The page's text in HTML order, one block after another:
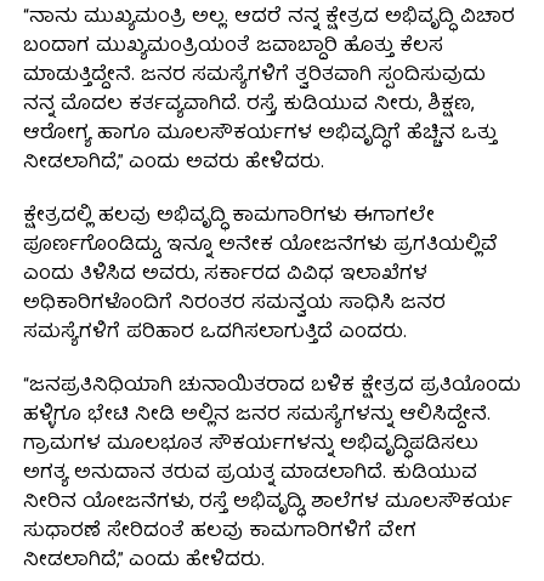
“ನಾನು ಮುಖ್ಯಮಂತ್ರಿ ಅಲ್ಲ. ಆದರೆ ನನ್ನ ಕ್ಷೇತ್ರದ ಅಭಿವೃದ್ಧಿ ವಿಚಾರ
ಬಂದಾಗ ಮುಖ್ಯಮಂತ್ರಿಯಂತೆ ಜವಾಬ್ದಾರಿ ಹೊತ್ತು ಕೆಲಸ
ಮಾಡುತ್ತಿದ್ದೇನೆ. ಜನರ ಸಮಸ್ಯೆಗಳಿಗೆ ತ್ವರಿತವಾಗಿ ಸ್ಪಂದಿಸುವುದು
ನನ್ನ ಮೊದಲ ಕರ್ತವ್ಯವಾಗಿದೆ. ರಸ್ತೆ, ಕುಡಿಯುವ ನೀರು, ಶಿಕ್ಷಣ,
ಆರೋಗ್ಯ ಹಾಗೂ ಮೂಲಸೌಕರ್ಯಗಳ ಅಭಿವೃದ್ಧಿಗೆ ಹೆಚ್ಚಿನ ಒತ್ತು
ನೀಡಲಾಗಿದೆ,” ಎಂದು ಅವರು ಹೇಳಿದರು.
ಕ್ಷೇತ್ರದಲ್ಲಿ ಹಲವು ಅಭಿವೃದ್ಧಿ ಕಾಮಗಾರಿಗಳು ಈಗಾಗಲೇ
ಪೂರ್ಣಗೊಂಡಿದ್ದು, ಇನ್ನೂ ಅನೇಕ ಯೋಜನೆಗಳು ಪ್ರಗತಿಯಲ್ಲಿವೆ
ಎಂದು ತಿಳಿಸಿದ ಅವರು, ಸರ್ಕಾರದ ವಿವಿಧ ಇಲಾಖೆಗಳ
ಅಧಿಕಾರಿಗಳೊಂದಿಗೆ ನಿರಂತರ ಸಮನ್ವಯ ಸಾಧಿಸಿ ಜನರ
ಸಮಸ್ಯೆಗಳಿಗೆ ಪರಿಹಾರ ಒದಗಿಸಲಾಗುತ್ತಿದೆ ಎಂದರು.
“ಜನಪ್ರತಿನಿಧಿಯಾಗಿ ಚುನಾಯಿತರಾದ ಬಳಿಕ ಕ್ಷೇತ್ರದ ಪ್ರತಿಯೊಂದು
ಹಳ್ಳಿಗೂ ಭೇಟಿ ನೀಡಿ ಅಲ್ಲಿನ ಜನರ ಸಮಸ್ಯೆಗಳನ್ನು ಆಲಿಸಿದ್ದೇನೆ.
ಗ್ರಾಮಗಳ ಮೂಲಭೂತ ಸೌಕರ್ಯಗಳನ್ನು ಅಭಿವೃದ್ಧಿಪಡಿಸಲು
ಅಗತ್ಯ ಅನುದಾನ ತರುವ ಪ್ರಯತ್ನ ಮಾಡಲಾಗಿದೆ. ಕುಡಿಯುವ
ನೀರಿನ ಯೋಜನೆಗಳು, ರಸ್ತೆ ಅಭಿವೃದ್ಧಿ, ಶಾಲೆಗಳ ಮೂಲಸೌಕರ್ಯ
ಸುಧಾರಣೆ ಸೇರಿದಂತೆ ಹಲವು ಕಾಮಗಾರಿಗಳಿಗೆ ವೇಗ
ನೀಡಲಾಗಿದೆ,” ಎಂದು ಹೇಳಿದರು.